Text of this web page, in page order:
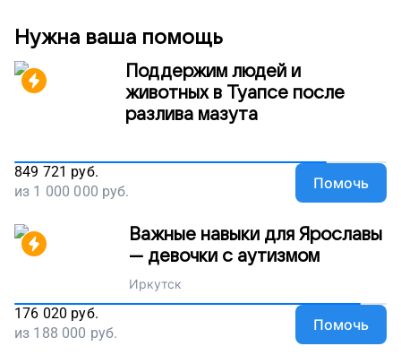
Нужна ваша помощь
Поддержим людей и
животных в Туапсе после
разлива мазута
849 721 руб.
из 1 000 000 руб. Помочь
Важные навыки для Ярославы
— девочки с аутизмом
Иркутск
176 020 руб.
из 188 000 руб. Помочь